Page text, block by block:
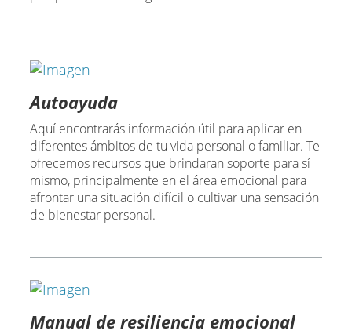
Autoayuda
Aquí encontrarás información útil para aplicar en
diferentes ámbitos de tu vida personal o familiar. Te
ofrecemos recursos que brindaran soporte para sí
mismo, principalmente en el área emocional para
afrontar una situación difícil o cultivar una sensación
de bienestar personal.
Manual de resiliencia emocional